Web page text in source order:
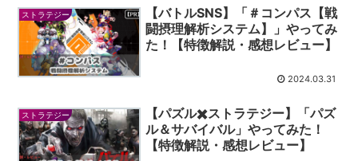
ストラテジー
【バトルSNS】「＃コンパス【戦
闘摂理解析システム】」やってみ
た！【特徴解説・感想レビュー】
2024.03.31
ストラテジー
【パズル✖️ストラテジー】「パズ
ル＆サバイバル」やってみた！
【特徴解説・感想レビュー】